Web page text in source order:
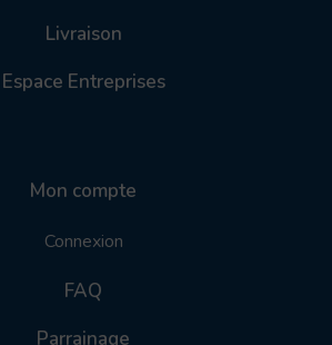
Livraison
Espace Entreprises
Mon compte
Connexion
FAQ
Parrainage